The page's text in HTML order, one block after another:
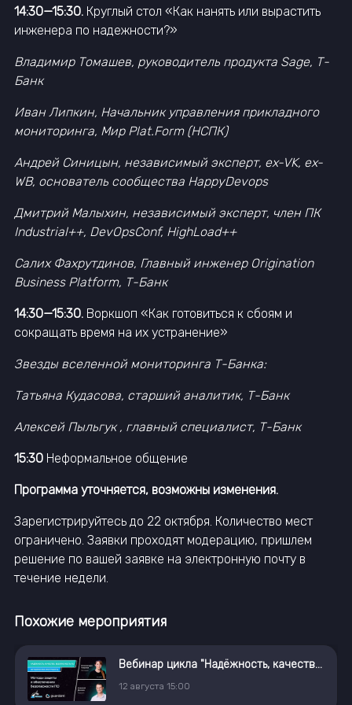
14:30—15:30. Круглый стол «Как нанять или вырастить
инженера по надежности?»
Владимир Томашев, руководитель продукта Sage, Т-
Банк
Иван Липкин, Начальник управления прикладного
мониторинга, Мир Plat.Form (НСПК)
Андрей Синицын, независимый эксперт, ex-VK, ex-
WB, основатель сообщества HappyDevops
Дмитрий Малыхин, независимый эксперт, член ПК
Industrial++, DevOpsConf, HighLoad++
Салих Фахрутдинов, Главный инженер Origination
Business Platform, Т-Банк
14:30—15:30. Воркшоп «Как готовиться к сбоям и
сокращать время на их устранение»
Звезды вселенной мониторинга Т-Банка:
Татьяна Кудасова, старший аналитик, Т-Банк
Алексей Пыльгук , главный специалист, Т-Банк
15:30 Неформальное общение
Программа уточняется, возможны изменения.
Зарегистрируйтесь до 22 октября. Количество мест
ограничено. Заявки проходят модерацию, пришлем
решение по вашей заявке на электронную почту в
течение недели.
Похожие мероприятия
Вебинар цикла "Надёжность, качество, безопасность ПО: методология и инструменты"
12 августа 15:00